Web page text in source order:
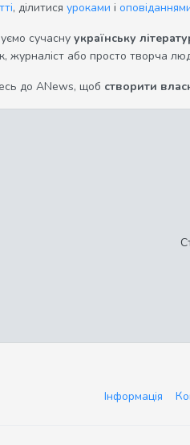
, ділитися уроками і
сучасну українську
журналіст або просто творча
до ANews, щоб створити
Інформація